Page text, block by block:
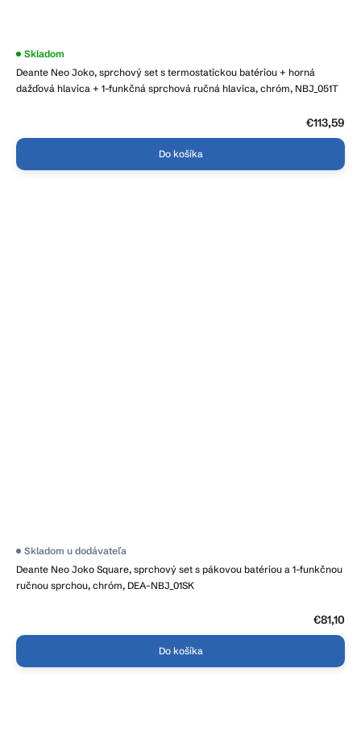
Deante Neo Joko, sprchový set s termostatickou batériou + horná
dažďová hlavica + 1-funkčná sprchová ručná hlavica, chróm, NBJ_051T
Priemerné
produktu
je
Skladom
€113,59
Do košíka
Deante Neo Joko Square, sprchový set s pákovou batériou a 1-funkčnou
ručnou sprchou, chróm, DEA-NBJ_01SK
Skladom u dodávateľa
€81,10
Do košíka